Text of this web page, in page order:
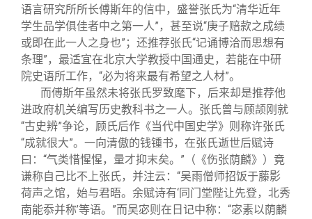
三创大赛
实用信息
会长致辞
总会章程
理事会名单
制度法规
联系我们
语言研究所所长傅斯年的信中，盛誉张氏为“清华近年
学生品学俱佳者中之第一人”，甚至说“庚子赔款之成绩
或即在此一人之身也”；还推荐张氏“记诵博洽而思想有
条理”，最适宜在北京大学教授中国通史，若能在中研
院史语所工作，“必为将来最有希望之人材”。
而傅斯年虽然未将张氏罗致麾下，后来却是推荐他
进政府机关编写历史教科书之一人。张氏曾与顾颉刚就
“古史辨”争论，顾氏后作《当代中国史学》则称许张氏
“成就很大”。一向清傲的钱锺书，在张氏逝世后赋诗
曰：“气类惜惺惺，量才抑末矣。”（《伤张荫麟》）竟
谦称自己比不上张氏，并注云：“吴雨僧师招饭于藤影
荷声之馆，始与君晤。余赋诗有‘同门堂陛让先登，北秀
南能忝并称’等语。”而吴宓则在日记中称：“宓素以荫麟